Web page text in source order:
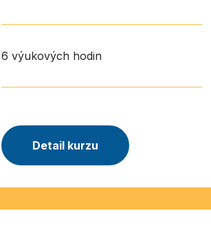
6 výukových hodin
Detail kurzu